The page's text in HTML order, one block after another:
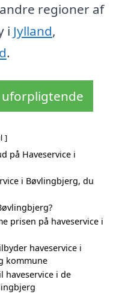
regioner af
i Jylland,
.
uforpligtende
på Haveservice i
i Bøvlingbjerg, du
prisen på haveservice i
haveservice i
kommune
haveservice i de